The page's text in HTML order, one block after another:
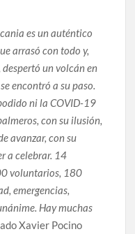
es un auténtico
arrasó con todo y,
un volcán en
encontró a su paso.
ni la COVID-19
con su ilusión,
avanzar, con su
a celebrar. 14
voluntarios, 180
emergencias,
Hay muchas
Xavier Pocino